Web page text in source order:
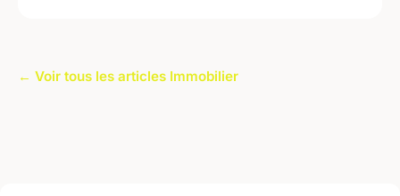
← Voir tous les articles Immobilier